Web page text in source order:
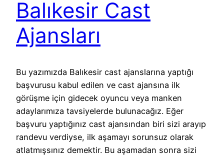
Balıkesir Cast
Ajansları
Bu yazımızda Balıkesir cast ajanslarına yaptığı
başvurusu kabul edilen ve cast ajansına ilk
görüşme için gidecek oyuncu veya manken
adaylarımıza tavsiyelerde bulunacağız. Eğer
başvuru yaptığınız cast ajansından biri sizi arayıp
randevu verdiyse, ilk aşamayı sorunsuz olarak
atlatmışsınız demektir. Bu aşamadan sonra sizi